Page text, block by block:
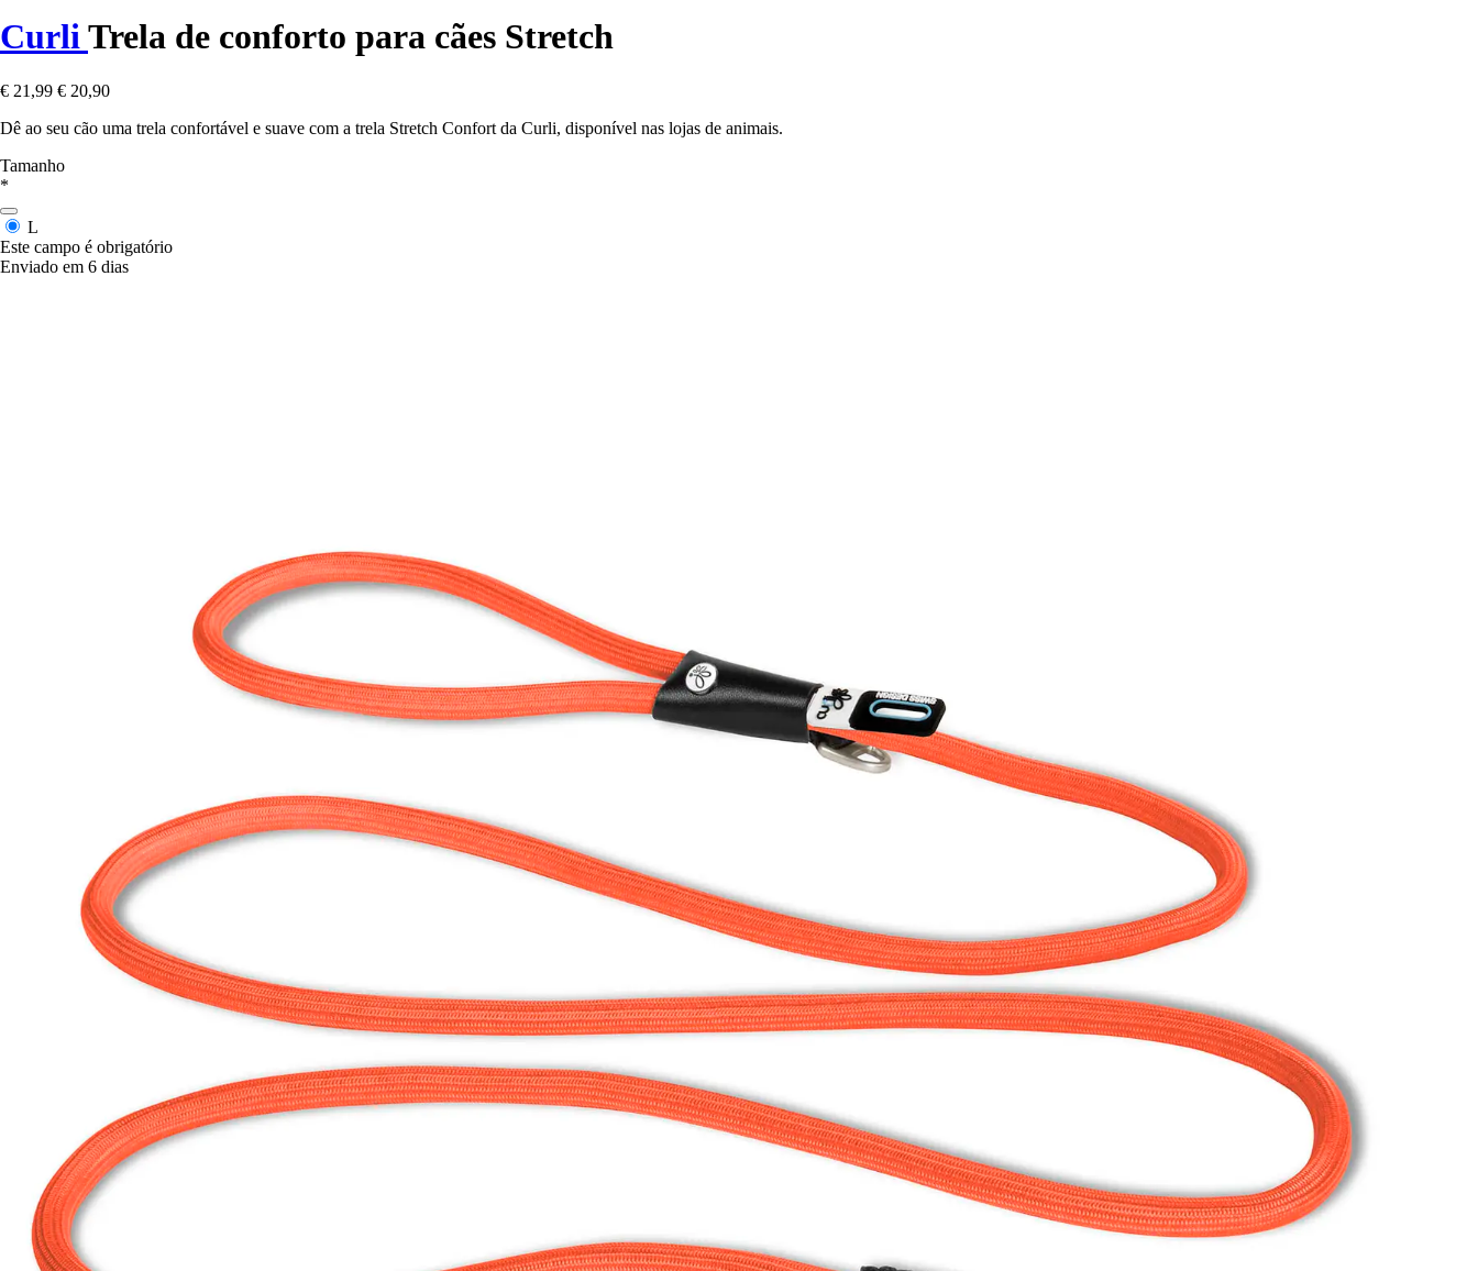
CurliTrela de conforto para cães Stretch
€ 21,99 € 20,90
Dê ao seu cão uma trela confortável e suave com a trela Stretch Confort da Curli, disponível nas lojas de animais.
Tamanho
*
L
Este campo é obrigatório
Enviado em 6 dias